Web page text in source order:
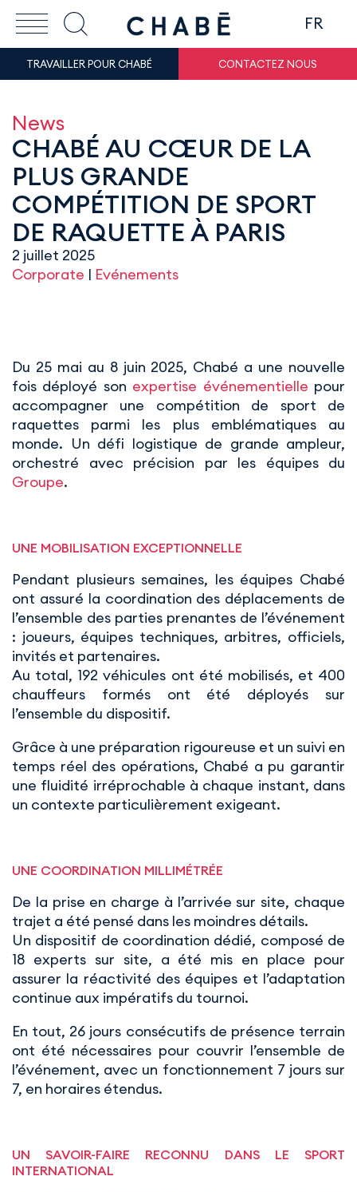
FR
TRAVAILLER POUR CHABÉ CONTACTEZ NOUS
News
CHABÉ AU CŒUR DE LA
PLUS GRANDE
COMPÉTITION DE SPORT
DE RAQUETTE À PARIS
2 juillet 2025
Corporate | Evénements
Du 25 mai au 8 juin 2025, Chabé a une nouvelle
fois déployé son expertise événementielle pour
accompagner une compétition de sport de
raquettes parmi les plus emblématiques au
monde. Un défi logistique de grande ampleur,
orchestré avec précision par les équipes du
Groupe.
UNE MOBILISATION EXCEPTIONNELLE
Pendant plusieurs semaines, les équipes Chabé
ont assuré la coordination des déplacements de
l’ensemble des parties prenantes de l’événement
: joueurs, équipes techniques, arbitres, officiels,
invités et partenaires.
Au total, 192 véhicules ont été mobilisés, et 400
chauffeurs formés ont été déployés sur
l’ensemble du dispositif.
Grâce à une préparation rigoureuse et un suivi en
temps réel des opérations, Chabé a pu garantir
une fluidité irréprochable à chaque instant, dans
un contexte particulièrement exigeant.
UNE COORDINATION MILLIMÉTRÉE
De la prise en charge à l’arrivée sur site, chaque
trajet a été pensé dans les moindres détails.
Un dispositif de coordination dédié, composé de
18 experts sur site, a été mis en place pour
assurer la réactivité des équipes et l’adaptation
continue aux impératifs du tournoi.
En tout, 26 jours consécutifs de présence terrain
ont été nécessaires pour couvrir l’ensemble de
l’événement, avec un fonctionnement 7 jours sur
7, en horaires étendus.
UN SAVOIR-FAIRE RECONNU DANS LE SPORT
INTERNATIONAL